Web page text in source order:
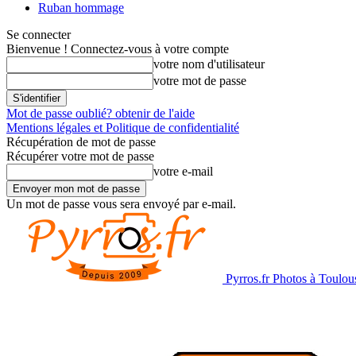
Ruban hommage
Se connecter
Bienvenue ! Connectez-vous à votre compte
votre nom d'utilisateur
votre mot de passe
Mot de passe oublié? obtenir de l'aide
Mentions légales et Politique de confidentialité
Récupération de mot de passe
Récupérer votre mot de passe
votre e-mail
Un mot de passe vous sera envoyé par e-mail.
Pyrros.fr Photos à